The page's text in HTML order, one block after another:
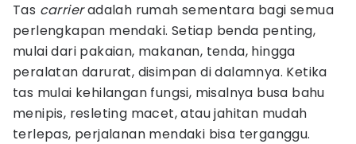
Tas carrieradalah rumah sementara bagi semua
perlengkapan mendaki. Setiap benda penting,
mulai dari pakaian, makanan, tenda, hingga
peralatan darurat, disimpan di dalamnya. Ketika
tas mulai kehilangan fungsi, misalnya busa bahu
menipis, resleting macet, atau jahitan mudah
terlepas, perjalanan mendaki bisa terganggu.